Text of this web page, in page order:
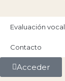
Evaluación vocal
Contacto
Acceder